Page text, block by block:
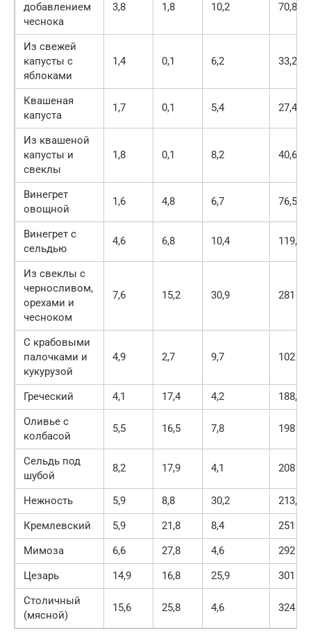
добавлением
чеснока
3,8 1,8 10,2 70,8
Из свежей
капусты с
яблоками
1,4 0,1 6,2 33,2
Квашеная
капуста
1,7 0,1 5,4 27,4
Из квашеной
капусты и
свеклы
1,8 0,1 8,2 40,6
Винегрет
овощной
1,6 4,8 6,7 76,5
Винегрет с
сельдью
4,6 6,8 10,4 119,6
Из свеклы с
черносливом,
орехами и
чесноком
7,6 15,2 30,9 281
С крабовыми
палочками и
кукурузой
4,9 2,7 9,7 102
Греческий 4,1 17,4 4,2
188,4
Оливье с
колбасой
5,5 16,5 7,8 198
Сельдь под
шубой
8,2 17,9 4,1 208
Нежность 5,9 8,8 30,2
213,5
Кремлевский
5,9 21,8 8,4
251
Мимоза
6,6 27,8 4,6
292
Цезарь
14,9 16,8 25,9
301
Столичный
(мясной)
15,6 25,8 4,6 324